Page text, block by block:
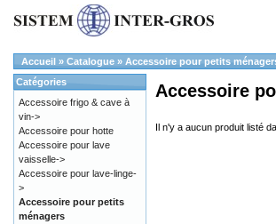
Accueil » Catalogue » Accessoire pour petits
Accessoire
Il n'y a aucun produit listé
Catégories
Accessoire frigo & cave à
vin->
Accessoire pour hotte
Accessoire pour lave
vaisselle->
Accessoire pour lave-linge-
>
Accessoire pour petits
ménagers